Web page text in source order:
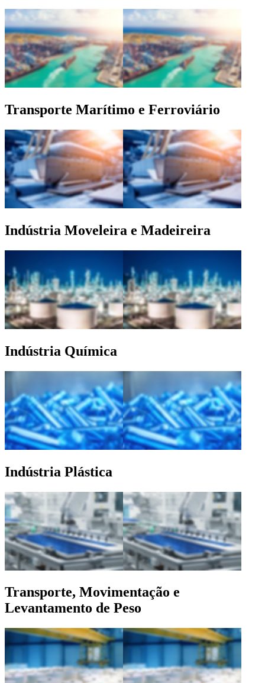
Transporte Marítimo e Ferroviário
Indústria Moveleira e Madeireira
Indústria Química
Indústria Plástica
Transporte, Movimentação e
Levantamento de Peso